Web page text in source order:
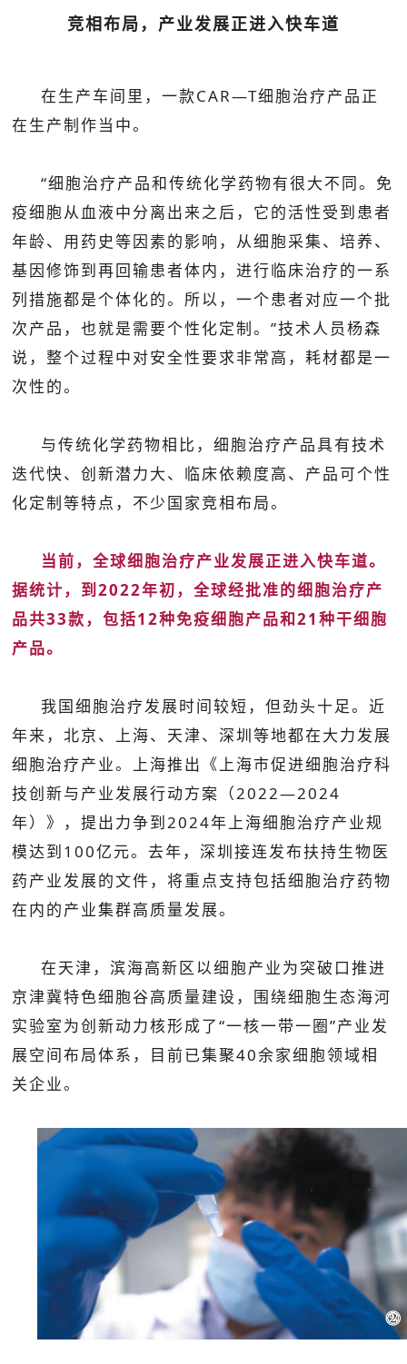
竞相布局，产业发展正进入快车道
在生产车间里，一款CAR—T细胞治疗产品正
在生产制作当中。
“细胞治疗产品和传统化学药物有很大不同。免
疫细胞从血液中分离出来之后，它的活性受到患者
年龄、用药史等因素的影响，从细胞采集、培养、
基因修饰到再回输患者体内，进行临床治疗的一系
列措施都是个体化的。所以，一个患者对应一个批
次产品，也就是需要个性化定制。”技术人员杨森
说，整个过程中对安全性要求非常高，耗材都是一
次性的。
与传统化学药物相比，细胞治疗产品具有技术
迭代快、创新潜力大、临床依赖度高、产品可个性
化定制等特点，不少国家竞相布局。
当前，全球细胞治疗产业发展正进入快车道。
据统计，到2022年初，全球经批准的细胞治疗产
品共33款，包括12种免疫细胞产品和21种干细胞
产品。
我国细胞治疗发展时间较短，但劲头十足。近
年来，北京、上海、天津、深圳等地都在大力发展
细胞治疗产业。上海推出《上海市促进细胞治疗科
技创新与产业发展行动方案（2022—2024
年）》，提出力争到2024年上海细胞治疗产业规
模达到100亿元。去年，深圳接连发布扶持生物医
药产业发展的文件，将重点支持包括细胞治疗药物
在内的产业集群高质量发展。
在天津，滨海高新区以细胞产业为突破口推进
京津冀特色细胞谷高质量建设，围绕细胞生态海河
实验室为创新动力核形成了“一核一带一圈”产业发
展空间布局体系，目前已集聚40余家细胞领域相
关企业。